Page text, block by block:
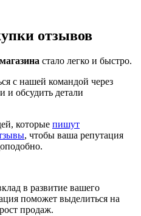
отзывов
стало легко и быстро.
с нашей командой через
и обсудить детали
которые пишут
, чтобы ваша репутация
в развитие вашего
поможет выделиться на
продаж.